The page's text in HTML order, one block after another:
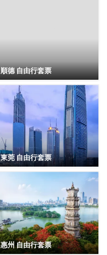
順德 自由行套票
東莞 自由行套票
惠州 自由行套票